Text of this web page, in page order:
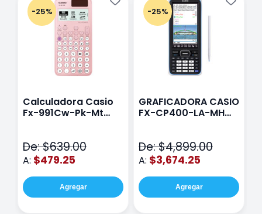
-25%
Calculadora Casio
Fx-991Cw-Pk-Mt
De: $639.00
A: $479.25
Agregar
-25%
GRAFICADORA CASIO
FX-CP400-LA-MH
De: $4,899.00
A: $3,674.25
Agregar